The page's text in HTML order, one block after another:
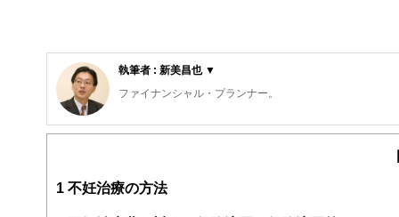
執筆者 : 新美昌也 ▼
ファイナンシャル・プランナー。
ライフプラン・キャッシュフロー分析に基づいた家計相
入院・介護のお金」（技術評論社）がある。
1 不妊治療の方法